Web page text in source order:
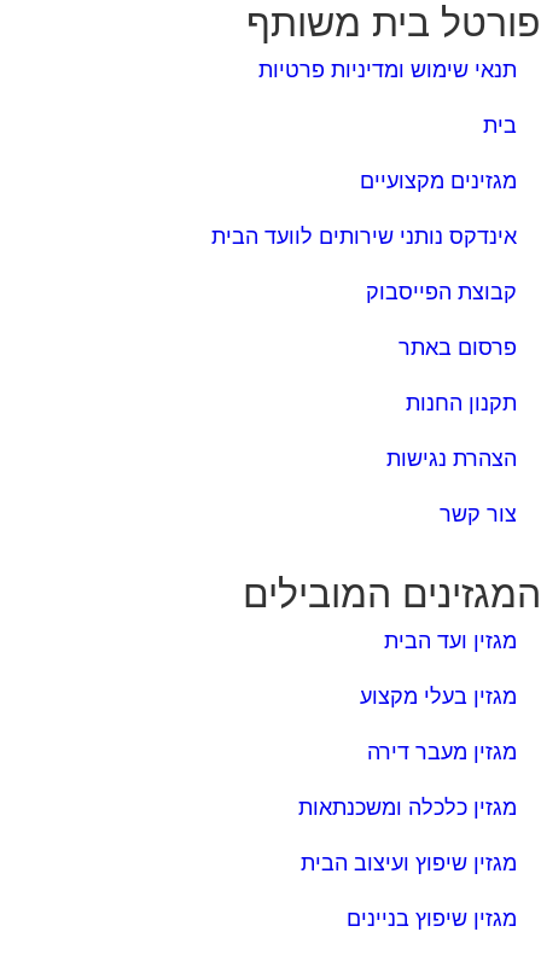
בית משותף
תנאי שימוש ומדיניות פרטיות
בית
מגזינים מקצועיים
אינדקס נותני שירותים לוועד הבית
קבוצת הפייסבוק
פרסום באתר
תקנון החנות
הצהרת נגישות
צור קשר
המובילים
מגזין ועד הבית
מגזין בעלי מקצוע
מגזין מעבר דירה
מגזין כלכלה ומשכנתאות
מגזין שיפוץ ועיצוב הבית
מגזין שיפוץ בניינים